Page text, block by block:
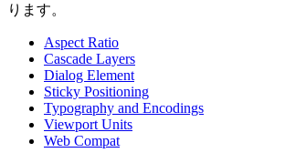
ります。
Aspect Ratio
Cascade Layers
Dialog Element
Sticky Positioning
Typography and Encodings
Viewport Units
Web Compat